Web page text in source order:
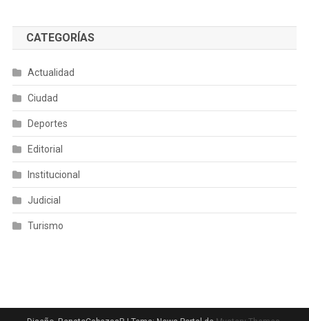
CATEGORÍAS
Actualidad
Ciudad
Deportes
Editorial
Institucional
Judicial
Turismo